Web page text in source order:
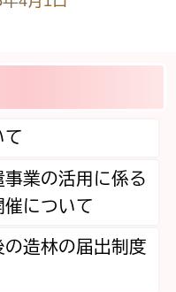
て
業の活用に係る
について
造林の届出制度